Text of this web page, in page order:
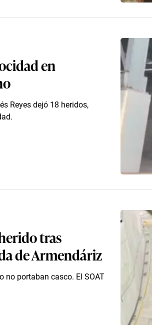
en
Reyes dejó 18 heridos,
tras
de Armendáriz
no portaban casco. El SOAT